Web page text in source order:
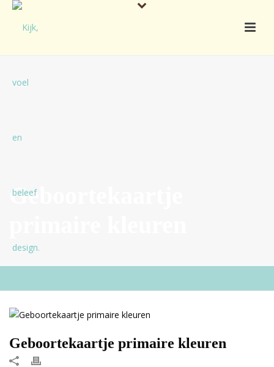
Geboortekaartje
Geboortekaartje primaire kleuren